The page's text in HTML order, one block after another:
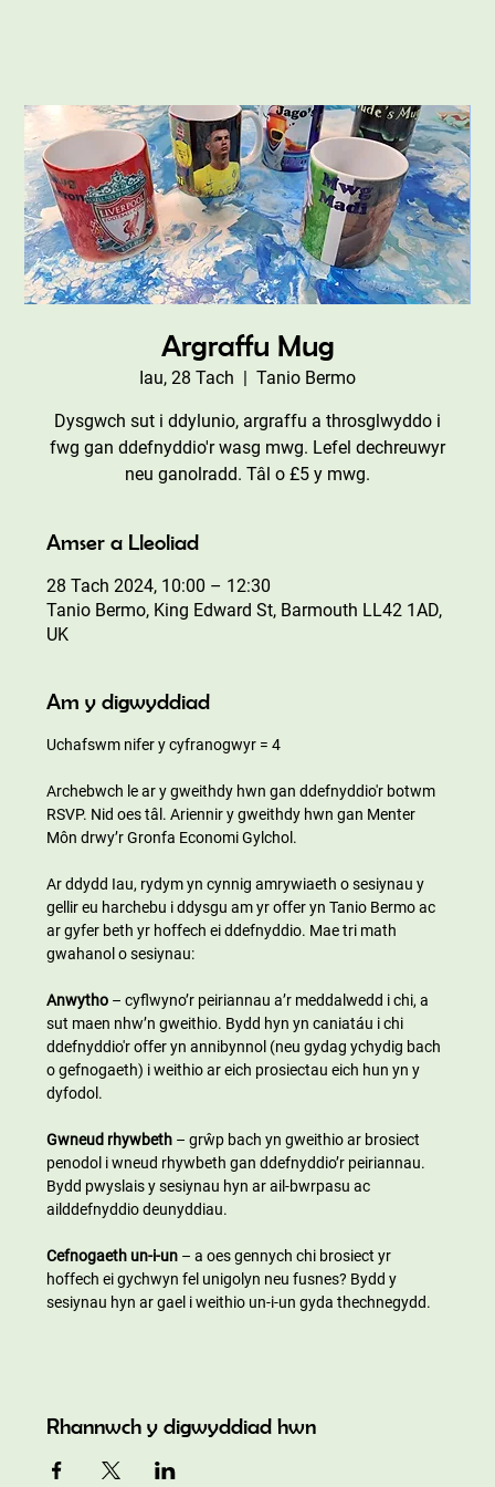
Argraffu Mug
Iau, 28 Tach
  |
Tanio Bermo
Dysgwch sut i ddylunio, argraffu a throsglwyddo i
fwg gan ddefnyddio'r wasg mwg. Lefel dechreuwyr
neu ganolradd. Tâl o £5 y mwg.
Amser a Lleoliad
28 Tach 2024, 10:00 – 12:30
Tanio Bermo, King Edward St, Barmouth LL42 1AD,
UK
Am y digwyddiad
Uchafswm nifer y cyfranogwyr = 4
Archebwch le ar y gweithdy hwn gan ddefnyddio'r botwm
RSVP. Nid oes tâl. Ariennir y gweithdy hwn gan Menter
Môn drwy’r Gronfa Economi Gylchol.
Ar ddydd Iau, rydym yn cynnig amrywiaeth o sesiynau y
gellir eu harchebu i ddysgu am yr offer yn Tanio Bermo ac
ar gyfer beth yr hoffech ei ddefnyddio. Mae tri math
gwahanol o sesiynau:
Anwytho – cyflwyno’r peiriannau a’r meddalwedd i chi, a
sut maen nhw’n gweithio. Bydd hyn yn caniatáu i chi
ddefnyddio'r offer yn annibynnol (neu gydag ychydig bach
o gefnogaeth) i weithio ar eich prosiectau eich hun yn y
dyfodol.
Gwneud rhywbeth – grŵp bach yn gweithio ar brosiect
penodol i wneud rhywbeth gan ddefnyddio’r peiriannau.
Bydd pwyslais y sesiynau hyn ar ail-bwrpasu ac
ailddefnyddio deunyddiau.
Cefnogaeth un-i-un – a oes gennych chi brosiect yr
hoffech ei gychwyn fel unigolyn neu fusnes? Bydd y
sesiynau hyn ar gael i weithio un-i-un gyda thechnegydd.
Rhannwch y digwyddiad hwn